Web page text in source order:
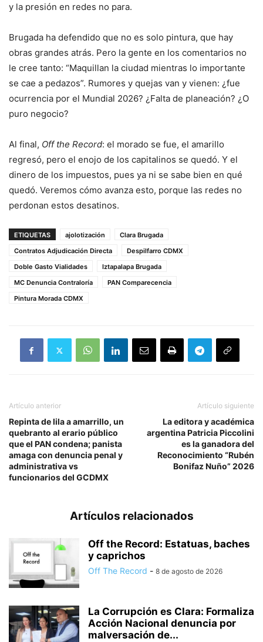
y la presión en redes no para.
Brugada ha defendido que no es solo pintura, que hay
obras grandes atrás. Pero la gente en los comentarios no
le cree tanto: “Maquillan la ciudad mientras lo importante
se cae a pedazos”. Rumores y quejas van y vienen: ¿fue
ocurrencia por el Mundial 2026? ¿Falta de planeación? ¿O
puro negocio?
Al final, Off the Record: el morado se fue, el amarillo
regresó, pero el enojo de los capitalinos se quedó. Y el
dinero de los impuestos, pues ya ni se sabe bien en qué
quedó. Veremos cómo avanza esto, porque las redes no
perdonan estos desatinos.
ETIQUETAS ajolotización
Clara Brugada
Contratos Adjudicación Directa
Despilfarro CDMX
Doble Gasto Vialidades
Iztapalapa Brugada
MC Denuncia Contraloría
PAN Comparecencia
Pintura Morada CDMX
Artículo anterior
Repinta de lila a amarrillo, un
quebranto al erario público
que el PAN condena; panista
amaga con denuncia penal y
administrativa vs
funcionarios del GCDMX
Artículo siguiente
La editora y académica
argentina Patricia Piccolini
es la ganadora del
Reconocimiento “Rubén
Bonifaz Nuño” 2026
Artículos relacionados
Off the Record: Estatuas, baches
y caprichos
Off The Record - 8 de agosto de 2026
La Corrupción es Clara: Formaliza
Acción Nacional denuncia por
malversación de...